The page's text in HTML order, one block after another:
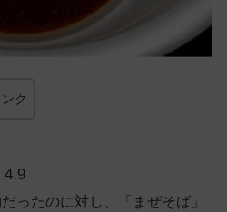
ク
4.9
ったのに対し、「まぜそば」